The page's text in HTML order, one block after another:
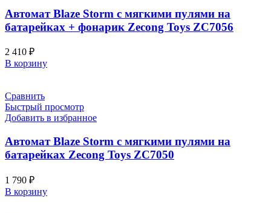
Автомат Blaze Storm с мягкими пулями на
батарейках + фонарик Zecong Toys ZC7056
2 410 ₽
В корзину
Сравнить
Быстрый просмотр
Добавить в избранное
Автомат Blaze Storm с мягкими пулями на
батарейках Zecong Toys ZC7050
1 790 ₽
В корзину